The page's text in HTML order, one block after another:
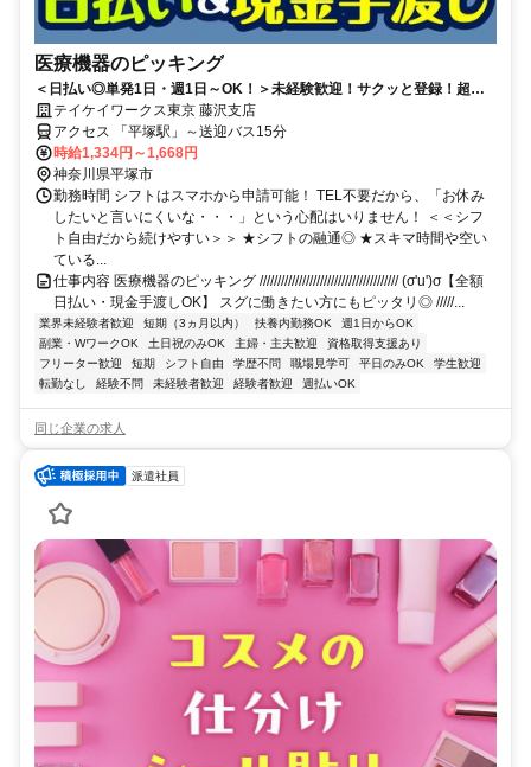
医療機器のピッキング
＜日払い◎単発1日・週1日～OK！＞未経験歓迎！サクッと登録！超か
んたん軽作業★扶養内・Wワーク◎
テイケイワークス東京 藤沢支店
アクセス 「平塚駅」～送迎バス15分
時給1,334円～1,668円
神奈川県平塚市
勤務時間 シフトはスマホから申請可能！ TEL不要だから、「お休み
したいと言いにくいな・・・」という心配はいりません！ ＜＜シフ
ト自由だから続けやすい＞＞ ★シフトの融通◎ ★スキマ時間や空い
ている...
仕事内容 医療機器のピッキング /////////////////////////////////////// (σ'u')σ【全額
日払い・現金手渡しOK】 スグに働きたい方にもピッタリ◎ /////...
業界未経験者歓迎 短期（3ヵ月以内） 扶養内勤務OK
週1日からOK
副業・WワークOK
土日祝のみOK 主婦・主夫歓迎
資格取得支援あり
フリーター歓迎
短期 シフト自由 学歴不問 職場見学可 平日のみOK
学生歓迎
転勤なし
経験不問 未経験者歓迎 経験者歓迎 週払いOK
同じ企業の求人
派遣社員